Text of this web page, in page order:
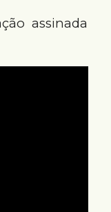
assinada